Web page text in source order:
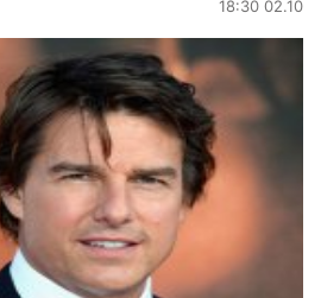
18:30 02.10